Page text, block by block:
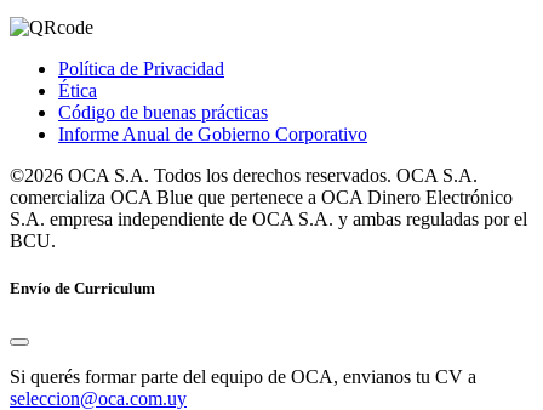
Política de Privacidad
Ética
Código de buenas prácticas
Informe Anual de Gobierno Corporativo
©2026 OCA S.A. Todos los derechos reservados. OCA S.A.
comercializa OCA Blue que pertenece a OCA Dinero Electrónico
S.A. empresa independiente de OCA S.A. y ambas reguladas por el
BCU.
Envío de Curriculum
Si querés formar parte del equipo de OCA, envianos tu CV a
seleccion@oca.com.uy